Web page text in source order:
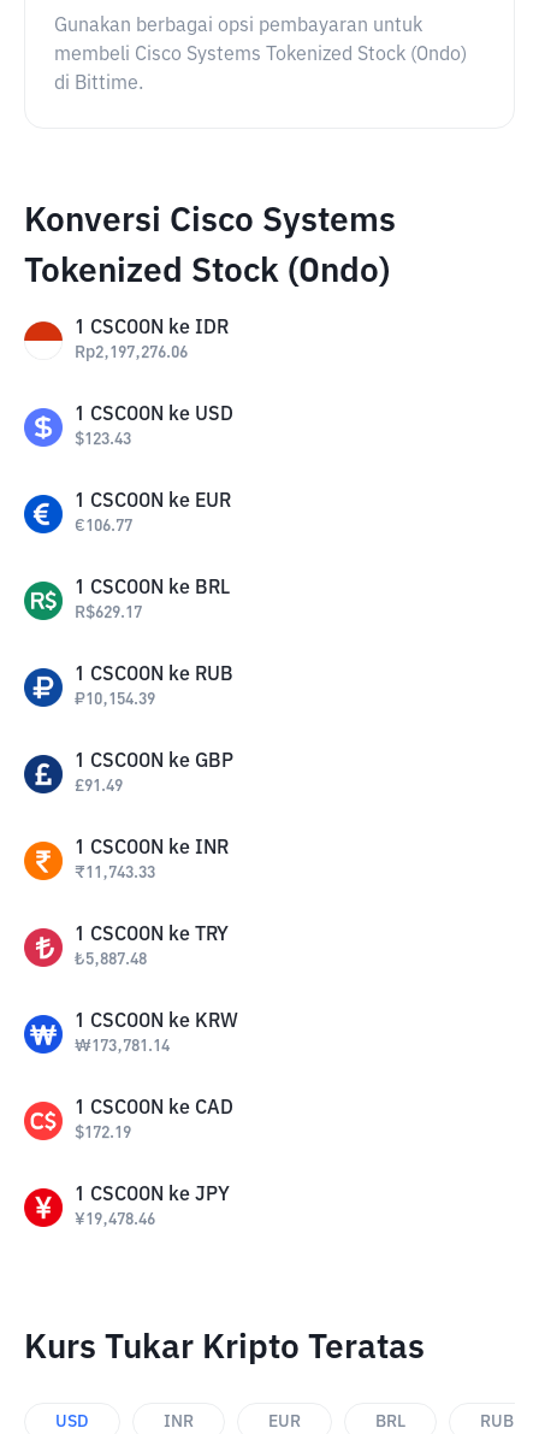
Gunakan berbagai opsi pembayaran untuk
membeli Cisco Systems Tokenized Stock (Ondo)
di Bittime.
Konversi Cisco Systems
Tokenized Stock (Ondo)
1 CSCOON ke IDR
Rp2,197,276.06
1 CSCOON ke USD
$123.43
1 CSCOON ke EUR
€106.77
1 CSCOON ke BRL
R$629.17
1 CSCOON ke RUB
₽10,154.39
1 CSCOON ke GBP
£91.49
1 CSCOON ke INR
₹11,743.33
1 CSCOON ke TRY
₺5,887.48
1 CSCOON ke KRW
₩173,781.14
1 CSCOON ke CAD
$172.19
1 CSCOON ke JPY
¥19,478.46
Kurs Tukar Kripto Teratas
USD INR EUR BRL RUB